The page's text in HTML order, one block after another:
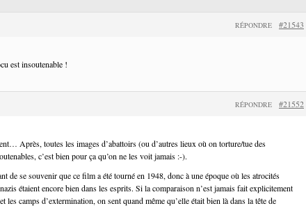
#21543
RÉPONDRE
est insoutenable !
#21552
RÉPONDRE
Après, toutes les images d’abattoirs (ou d’autres lieux où on torture/tue des
c’est bien pour ça qu’on ne les voit jamais :-).
de se souvenir que ce film a été tourné en 1948, donc à une époque où les atrocités
étaient encore bien dans les esprits. Si la comparaison n’est jamais fait explicitement
les camps d’extermination, on sent quand même qu’elle était bien là dans la tête de